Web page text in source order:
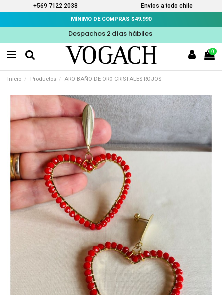
+569 7122 2038 Envíos a todo chile
MÍNIMO DE COMPRAS $49.990
Despachos 2 días hábiles
0
Inicio Productos ARO BAÑO DE ORO CRISTALES ROJOS